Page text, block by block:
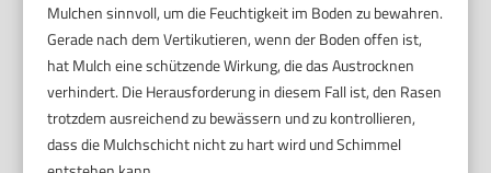
Mulchen sinnvoll, um die Feuchtigkeit im Boden zu bewahren.
Gerade nach dem Vertikutieren, wenn der Boden offen ist,
hat Mulch eine schützende Wirkung, die das Austrocknen
verhindert. Die Herausforderung in diesem Fall ist, den Rasen
trotzdem ausreichend zu bewässern und zu kontrollieren,
dass die Mulchschicht nicht zu hart wird und Schimmel